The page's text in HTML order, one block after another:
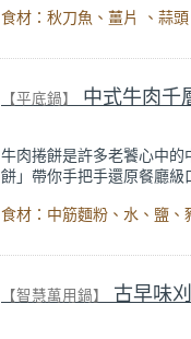
非常下飯。放涼後冷藏一晚
便當菜還是下酒菜都很適合
【平底鍋】 中式牛肉千
牛肉捲餅是許多老饕心中
餅」帶你手把手還原餐廳級
如何打造麵皮的千層口感？
牛腱食譜>>https://
【智慧萬用鍋】 古早味